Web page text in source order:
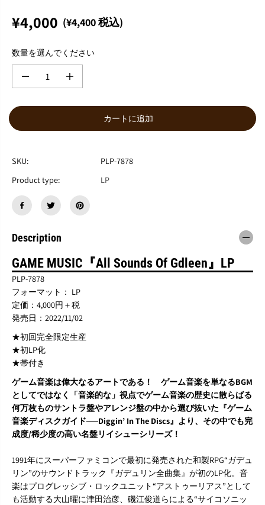
通
価
格
¥4,000 (¥4,400 税込)
数量を選んでください
ー
・
ュ
ー
ッ
『
ガ
デ
ュ
リ
ン
曲
集
』
P
数
ュ
ー
『
ガ
ュ
リ
ン
曲
P
カートに追加
SKU:
PLP-7878
Product type:
LP
Description
GAME MUSIC『All Sounds Of Gdleen』LP
PLP-7878
フォーマット： LP
定価：4,000円＋税
発売日：2022/11/02
★初回完全限定生産
★初LP化
★帯付き
ゲーム音楽は偉大なるアートである！ ゲーム音楽を単なるBGM
としてではなく「音楽的な」視点でゲーム音楽の歴史に散らばる
何万枚ものサントラ盤やアレンジ盤の中から選び抜いた『ゲーム
音楽ディスクガイド──Diggin’ In The Discs』より、その中でも完
成度/稀少度の高い名盤リイシューシリーズ！
1991年にスーパーファミコンで最初に発売された和製RPG“ガデュ
リン”のサウンドトラック『ガデュリン全曲集』が初のLP化。音
楽はプログレッシブ・ロックユニット“アストゥーリアス”として
も活動する大山曜に津田治彦、磯江俊道らによる“サイコソニッ